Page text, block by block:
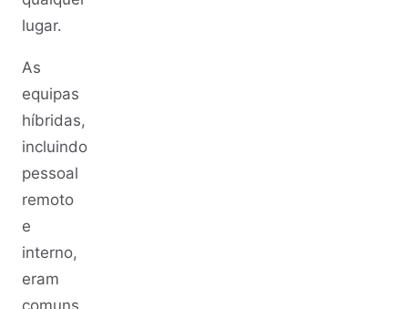
lugar.
As
equipas
híbridas,
incluindo
pessoal
remoto
e
interno,
eram